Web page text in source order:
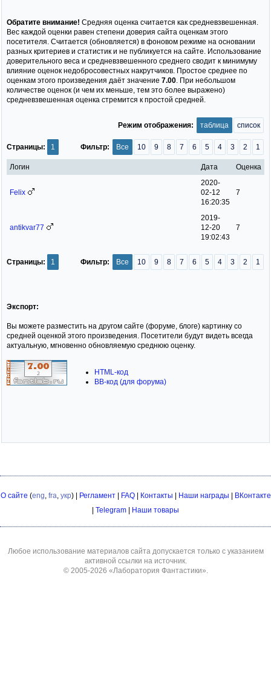
Обратите внимание! Средняя оценка считается как средневзвешенная.
Вес каждой оценки равен степени доверия сайта оценкам этого
посетителя. Считается (обновляется) в фоновом режиме на основании
разных критериев и статистик и не публикуется на сайте. Использование
доверительного веса и средневзвешенного среднего сводит к минимуму
влияние оценок недобросовестных накрутчиков. Простое среднее по
оценкам этого произведения даёт значение 7.00 . При небольшом
количестве оценок (и чем их меньше, тем это более выражено)
средневзвешенная оценка стремится к простой средней.
Режим отображения: таблица список
Все 10 9 8 7 6 5 4 3 2 1
Фильтр:
Страницы: 1
Логин Дата Оценка
Felix
2020-
02-12
16:20:35
7
antikvar77
2019-
12-20
19:02:43
7
Все 10 9 8 7 6 5 4 3 2 1
Фильтр:
Страницы: 1
Экспорт:
Вы можете разместить на другом сайте (форуме, блоге) картинку со
средней оценкой этого произведения. Посетители будут видеть всегда
актуальную, мгновенно обновляемую среднюю оценку.
HTML-код
BB-код (для форума)
О сайте (eng fra укр) | Регламент| FAQ| Контакты | Наши награды | ВКонтакте
| Telegram | Наши товары
Любое использование материалов сайта допускается только с указанием
активной ссылки на источник.
© 2005-2026 «Лаборатория Фантастики»